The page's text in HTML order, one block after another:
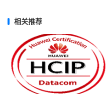
相关推荐